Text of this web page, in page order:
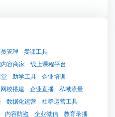
管理
卖课工具
容商家
线上课程平台
助学工具
企业培训
网校搭建 企业直播
私域流量
数据化运营
社群运营工具
内容防盗 企业微信
教育录播